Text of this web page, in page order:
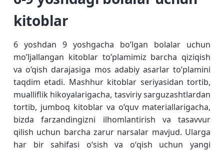
kitoblar
6 yoshdan 9 yoshgacha bo’lgan bolalar uchun
mo’ljallangan kitoblar to’plamimiz barcha qiziqish
va o’qish darajasiga mos adabiy asarlar to’plamini
taqdim etadi. Mashhur kitoblar seriyasidan tortib,
mualliflik hikoyalarigacha, tasviriy sarguzashtlardan
tortib, jumboq kitoblar va o’quv materiallarigacha,
bizda farzandingizni ilhomlantirish va tasavvur
qilish uchun barcha zarur narsalar mavjud. Ularga
har bir sahifasi oʻsish va oʻqish uchun yangi